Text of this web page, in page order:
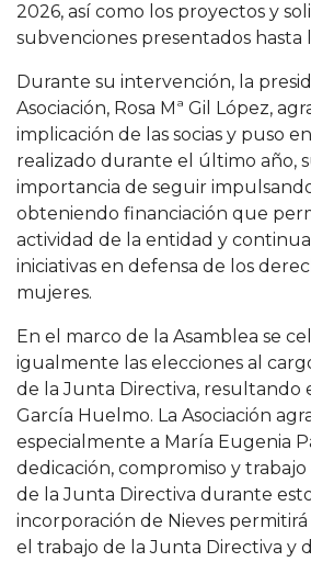
2026, así como los proyectos y
subvenciones presentados hasta
Durante su intervención, la
Asociación, Rosa Mª Gil López,
implicación de las socias y puso
realizado durante el último año,
importancia de seguir
obteniendo financiación que
actividad de la entidad y
iniciativas en defensa de los
mujeres.
En el marco de la Asamblea se
igualmente las elecciones al
de la Junta Directiva, resultando
García Huelmo. La Asociación
especialmente a María Eugenia
dedicación, compromiso y
de la Junta Directiva durante
incorporación de Nieves
el trabajo de la Junta Directiva y